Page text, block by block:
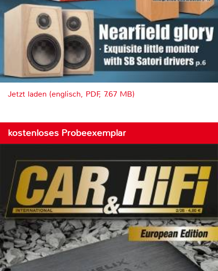
Jetzt laden (englisch, PDF, 7.67 MB)
kostenloses Probeexemplar